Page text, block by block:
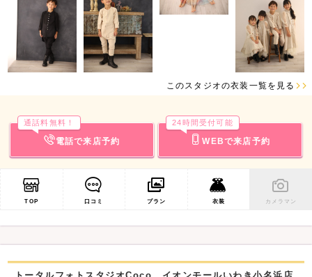
このスタジオの衣装一覧を見る
電話で来店予約
通話料無料！
WEBで来店予約
24時間受付可能
TOP 口コミ プラン 衣装 カメラマン